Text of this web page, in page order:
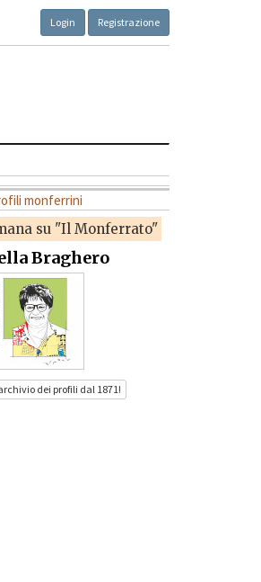
Login Registrazione
monferrini
su "Il Monferrato"
Braghero
dei profili dal 1871!